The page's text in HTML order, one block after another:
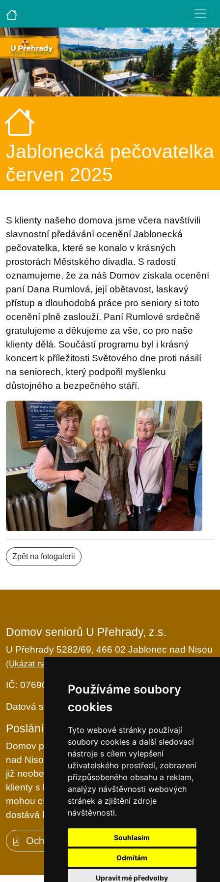
Používáme soubory
cookies
Tyto webové stránky používají
soubory cookies a další sledovací
nástroje s cílem vylepšení
uživatelského prostředí, zobrazení
přizpůsobeného obsahu a reklam,
analýzy návštěvnosti webových
stránek a zjištění zdroje
návštěvnosti.
Souhlasím
Odmítám
Upravit mé předvolby
Jablonecká pečovatelka
červen 2025
S klienty našeho domova jsme včera navštívili
slavnostní předávání ocenění Jablonecká
pečovatelka, které se konalo v krásných
prostorách Městského divadla. S radostí
oznamujeme, že za náš Domov získala ocenění
paní Dana Rumlová, její obětavost, laskavý
přístup a dlouhodobá práce pro seniory si toto
ocenění plně zaslouží. Paní Rumlové srdečně
gratulujeme a děkujeme za vše, co pro naše
klienty dělá. Součástí programu byl i krásný
koncert k příležitosti Světového dne proti násilí
na seniorech, který podpořil myšlenku
důstojného a bezpečného stáří.
Zpět na fotogalerii
Domov seniorů U Přehrady, z.s.
U Přehrady 5282/69, 466 02 Jablonec nad Nisou
(Ukázat na mapě)
IČ: 07690720, DIČ: CZ07690720
Datová schránka: fgwsirw
Poslání organizace
Domov pro seniory U PŘEHRADY v Jablonci
nad Nisou nabízí zázemí především těm, kdo se
již neobejdou bez pomoci druhých. Pro své
klienty s láskou vytváří skutečný DOMOV, kde se
mohou cítit příjemně a kde se jim zároveň
dostává kvalitní zdravotní a sociální péče.
Ochrana osobních údajů (GDPR)